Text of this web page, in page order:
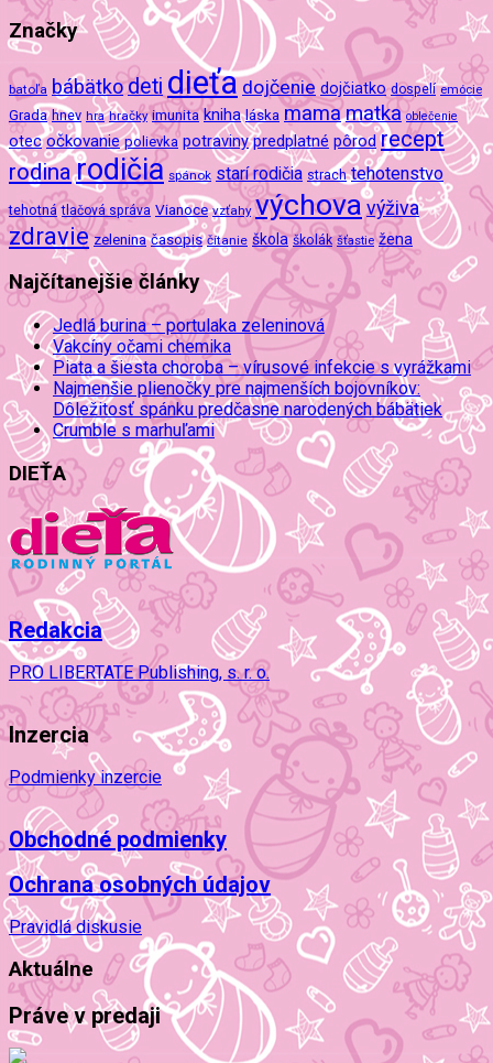
Značky
batoľa bábätkodeti dieťa dojčenie dojčiatko dospelí emócie
Grada hnev hra hračky imunita kniha láska mamamatka oblečenie
otec očkovanie polievka potraviny predplatné pôrod recept
rodina rodičia spánok starí rodičia strach tehotenstvo
tehotná tlačová správa Vianoce vzťahy výchovavýživa
zdravie zelenina časopis čítanie škola školák šťastie žena
Najčítanejšie články
Jedlá burina – portulaka zeleninová
Vakcíny očami chemika
Piata a šiesta choroba – vírusové infekcie s vyrážkami
Najmenšie plienočky pre najmenších bojovníkov:
Dôležitosť spánku predčasne narodených bábätiek
Crumble s marhuľami
DIEŤA
Redakcia
PRO LIBERTATE Publishing, s. r. o.
Inzercia
Podmienky inzercie
Obchodné podmienky
Ochrana osobných údajov
Pravidlá diskusie
Aktuálne
Práve v predaji